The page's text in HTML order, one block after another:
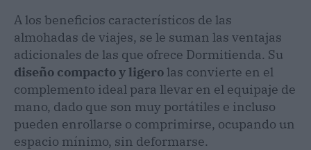
A los beneficios característicos de las
almohadas de viajes, se le suman las ventajas
adicionales de las que ofrece Dormitienda. Su
diseño compacto y ligero las convierte en el
complemento ideal para llevar en el equipaje de
mano, dado que son muy portátiles e incluso
pueden enrollarse o comprimirse, ocupando un
espacio mínimo, sin deformarse.